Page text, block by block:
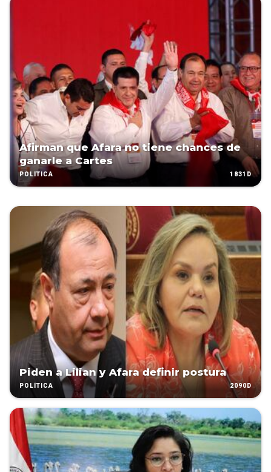
Afirman que Afara no tiene chances de
ganarle a Cartes
POLÍTICA 1831D
Piden a Lilian y Afara definir postura
POLÍTICA 2090D